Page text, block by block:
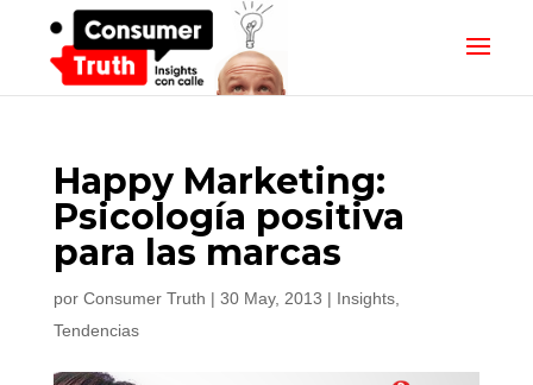
Happy Marketing:
Psicología positiva
para las marcas
por Consumer Truth | 30 May, 2013 | Insights,
Tendencias